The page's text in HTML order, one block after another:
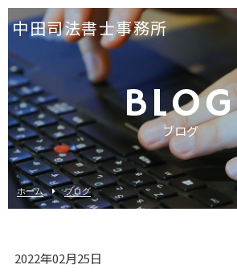
中田司法書士事務所
BLOG
ブログ
ホーム ブログ
2022年02月25日